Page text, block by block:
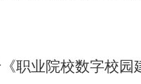
职业院校数字校园